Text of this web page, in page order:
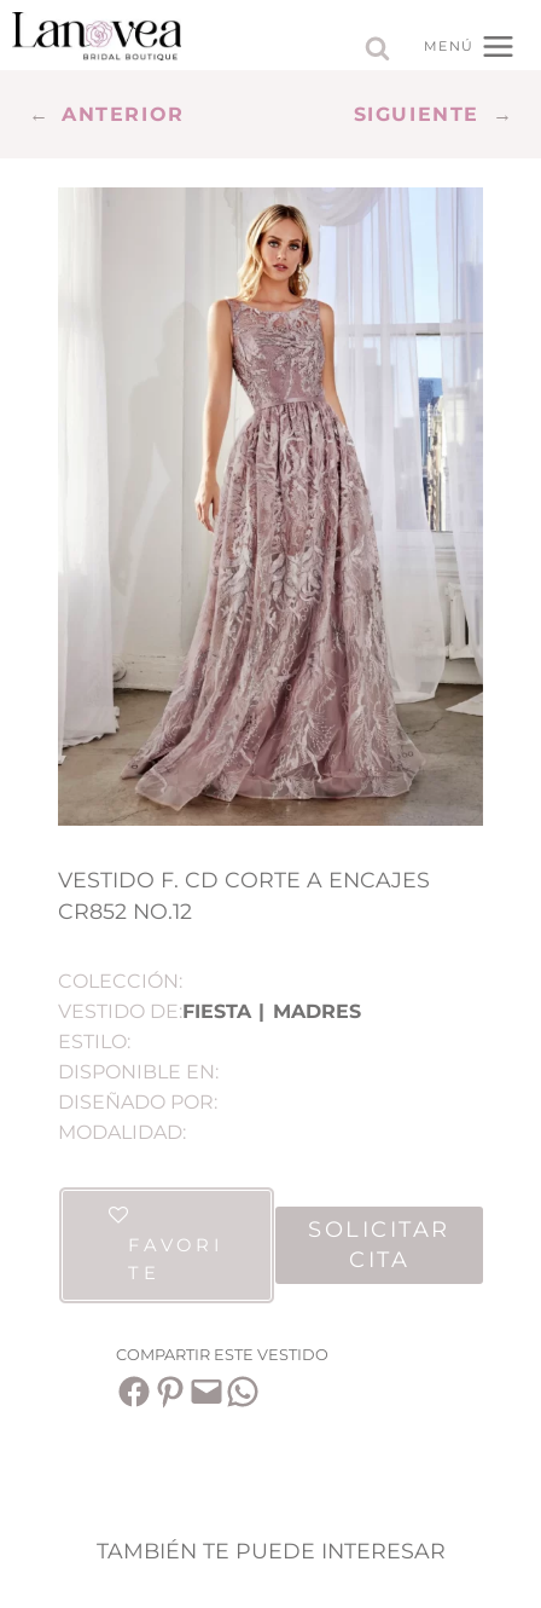
Saltar
al
MENÚ
← ANTERIOR SIGUIENTE →
VESTIDO F. CD CORTE A ENCAJES
CR852 NO.12
COLECCIÓN:
VESTIDO DE:FIESTA | MADRES
ESTILO:
DISPONIBLE EN:
DISEÑADO POR:
MODALIDAD:
FAVORI
TE
SOLICITAR
CITA
COMPARTIR ESTE VESTIDO
Compartir en Facebook Compartir en Pinterest Envía esta página por correo electrónico Compartir en WhatsApp
TAMBIÉN TE PUEDE INTERESAR